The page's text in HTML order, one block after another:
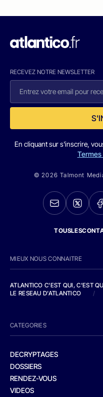
RECEVEZ NOTRE NEWSLETTER
En cliquant sur s'inscrire,
© 2026 Talmont
MIEUX NOUS CONNAITRE
ATLANTICO C'EST QUI, C'EST
LE RESEAU D'ATLANTICO
/
CATEGORIES
DECRYPTAGES
DOSSIERS
RENDEZ-VOUS
VIDEOS